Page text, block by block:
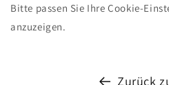
Bitte passen Sie Ihre Cookie-
anzuzeigen.
Zurück